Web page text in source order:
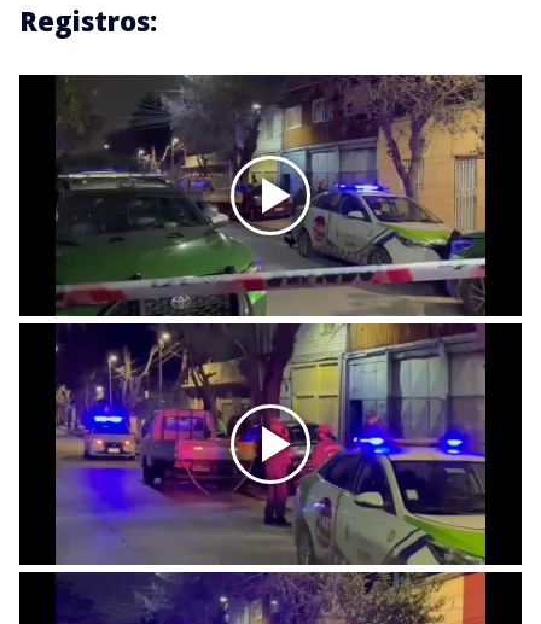
Registros: